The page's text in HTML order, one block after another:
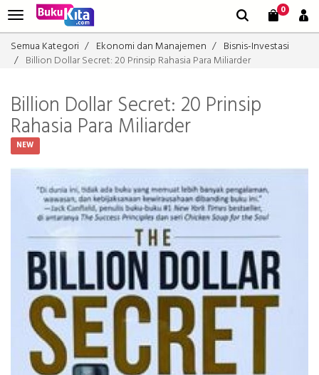
0
Semua Kategori Ekonomi dan Manajemen
Bisnis-Investasi
Billion Dollar Secret: 20 Prinsip Rahasia Para Miliarder
Billion Dollar Secret: 20 Prinsip
Rahasia Para Miliarder
NEW